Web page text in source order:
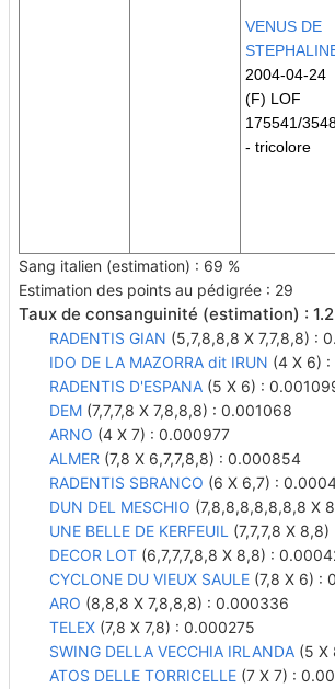
VENUS DE
2004-04-24
(F) LOF
175541/
- tricolore
Sang italien (estimation) : 69 %
Estimation des points au pédigrée : 29
Taux de consanguinité (estimation) : 1.2
RADENTIS GIAN (5,7,8,8,8 X 7,7,8,8) :
IDO DE LA MAZORRA dit IRUN (4 X 6)
RADENTIS D'ESPANA (5 X 6) :
DEM (7,7,7,8 X 7,8,8,8) : 0.001068
ARNO (4 X 7) : 0.000977
ALMER (7,8 X 6,7,7,8,8) : 0.000854
RADENTIS SBRANCO (6 X 6,7) :
DUN DEL MESCHIO (7,8,8,8,8,8,8,8 X
UNE BELLE DE KERFEUIL (7,7,7,8 X
DECOR LOT (6,7,7,7,8,8 X 8,8) :
CYCLONE DU VIEUX SAULE (7,8 X 6) :
ARO (8,8,8 X 7,8,8,8) : 0.000336
TELEX (7,8 X 7,8) : 0.000275
SWING DELLA VECCHIA IRLANDA (5 X
ATOS DELLE TORRICELLE (7 X 7) :